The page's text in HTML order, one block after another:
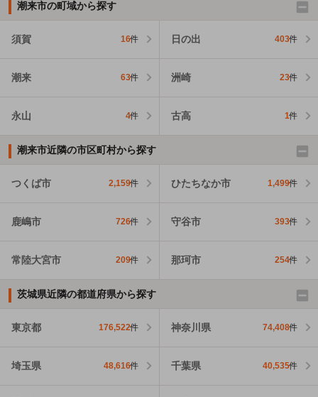
潮来市の町域から探す
須賀 16件 日の出 403件
潮来 63件 洲崎 23件
永山 4件 古高 1件
潮来市近隣の市区町村から探す
つくば市 2,159件 ひたちなか市 1,499件
鹿嶋市 726件 守谷市 393件
常陸大宮市 209件 那珂市 254件
茨城県近隣の都道府県から探す
東京都 176,522件 神奈川県 74,408件
埼玉県 48,616件 千葉県 40,535件